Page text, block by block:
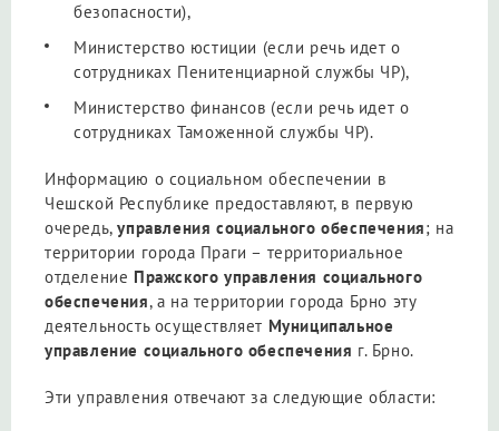
безопасности),
Министерство юстиции (если речь идет о
сотрудниках Пенитенциарной службы ЧР),
Министерство финансов (если речь идет о
сотрудниках Таможенной службы ЧР).
Информацию о социальном обеспечении в
Чешской Республике предоставляют, в первую
очередь,управления социального обеспечения; на
территории города Праги – территориальное
отделение Пражского управления социального
обеспечения, а на территории города Брно эту
деятельность осуществляет Муниципальное
управление социального обеспечения г. Брно.
Эти управления отвечают за следующие области: